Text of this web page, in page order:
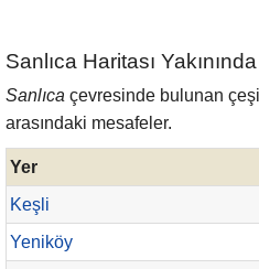
Sanlıca Haritası
Sanlıca çevresinde bulunan
arasındaki mesafeler.
Yer
Keşli
Yeniköy